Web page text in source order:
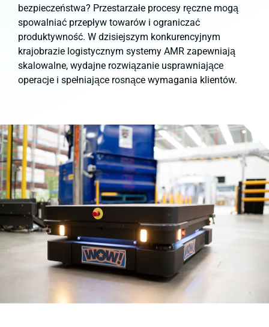
bezpieczeństwa? Przestarzałe procesy ręczne mogą
spowalniać przepływ towarów i ograniczać
produktywność. W dzisiejszym konkurencyjnym
krajobrazie logistycznym systemy AMR zapewniają
skalowalne, wydajne rozwiązanie usprawniające
operacje i spełniające rosnące wymagania klientów.